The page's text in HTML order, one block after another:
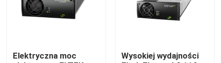
Elektryczna moc
Wysokiej wydajności